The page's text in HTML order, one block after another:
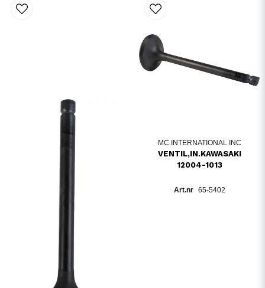
MC INTERNATIONAL INC
VENTIL,IN.KAWASAKI
12004-1013
65-5402